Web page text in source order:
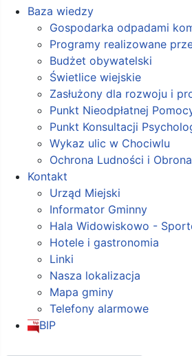
Baza wiedzy
Gospodarka odpadami
Programy realizowane
Budżet obywatelski
Świetlice wiejskie
Zasłużony dla rozwoju i
Punkt Nieodpłatnej
Punkt Konsultacji
Wykaz ulic w Chociwlu
Ochrona Ludności i
Kontakt
Urząd Miejski
Informator Gminny
Hala Widowiskowo -
Hotele i gastronomia
Linki
Nasza lokalizacja
Mapa gminy
Telefony alarmowe
BIP